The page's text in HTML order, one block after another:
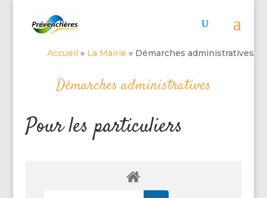
Accueil » La Mairie » Démarches administratives
Démarches administratives
Pour les particuliers